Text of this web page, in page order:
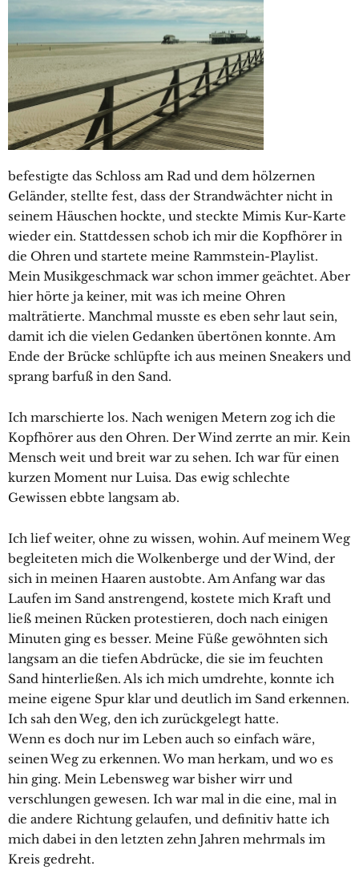
befestigte das Schloss am Rad und dem hölzernen
Geländer, stellte fest, dass der Strandwächter nicht in
seinem Häuschen hockte, und steckte Mimis Kur-Karte
wieder ein. Stattdessen schob ich mir die Kopfhörer in
die Ohren und startete meine Rammstein-Playlist.
Mein Musikgeschmack war schon immer geächtet. Aber
hier hörte ja keiner, mit was ich meine Ohren
malträtierte. Manchmal musste es eben sehr laut sein,
damit ich die vielen Gedanken übertönen konnte. Am
Ende der Brücke schlüpfte ich aus meinen Sneakers und
sprang barfuß in den Sand.
Ich marschierte los. Nach wenigen Metern zog ich die
Kopfhörer aus den Ohren. Der Wind zerrte an mir. Kein
Mensch weit und breit war zu sehen. Ich war für einen
kurzen Moment nur Luisa. Das ewig schlechte
Gewissen ebbte langsam ab.
Ich lief weiter, ohne zu wissen, wohin. Auf meinem Weg
begleiteten mich die Wolkenberge und der Wind, der
sich in meinen Haaren austobte. Am Anfang war das
Laufen im Sand anstrengend, kostete mich Kraft und
ließ meinen Rücken protestieren, doch nach einigen
Minuten ging es besser. Meine Füße gewöhnten sich
langsam an die tiefen Abdrücke, die sie im feuchten
Sand hinterließen. Als ich mich umdrehte, konnte ich
meine eigene Spur klar und deutlich im Sand erkennen.
Ich sah den Weg, den ich zurückgelegt hatte.
Wenn es doch nur im Leben auch so einfach wäre,
seinen Weg zu erkennen. Wo man herkam, und wo es
hin ging. Mein Lebensweg war bisher wirr und
verschlungen gewesen. Ich war mal in die eine, mal in
die andere Richtung gelaufen, und definitiv hatte ich
mich dabei in den letzten zehn Jahren mehrmals im
Kreis gedreht.